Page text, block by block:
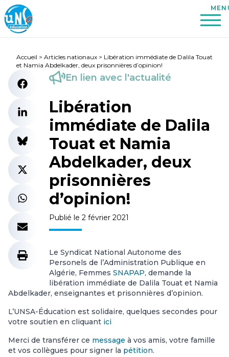
Accueil > Articles nationaux > Libération immédiate de Dalila Touat
et Namia Abdelkader, deux prisonnières d’opinion!
En lien avec l'actualité
Libération
immédiate de Dalila
Touat et Namia
Abdelkader, deux
prisonnières
d’opinion!
Publié le 2 février 2021
Le Syndicat National Autonome des
Personels de l’Administration Publique en
Algérie, Femmes SNAPAP, demande la
libération immédiate de Dalila Touat et Namia
Abdelkader, enseignantes et prisonnières d’opinion.
L’UNSA-Éducation est solidaire, quelques secondes pour
votre soutien en cliquant ici
Merci de transférer ce message à vos amis, votre famille
et vos collègues pour signer la pétition.